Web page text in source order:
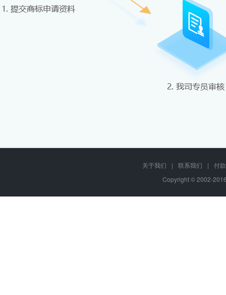
关于我们 | 联系我们 |
付
Copyright © 2002-